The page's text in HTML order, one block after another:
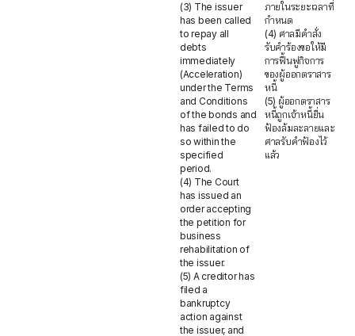
(3) The issuer
has been called
to repay all
debts
immediately
(Acceleration)
under the Terms
and Conditions
of the bonds and
has failed to do
so within the
specified
period.
(4) The Court
has issued an
order accepting
the petition for
business
rehabilitation of
the issuer.
(5) A creditor has
filed a
bankruptcy
action against
the issuer, and
ภายในระยะเวลาที่
กำหนด
(4) ศาลมีคำสั่ง
รับคำร้องขอให้มี
การฟื้นฟูกิจการ
ของผู้ออกตราสาร
หนี้
(5) ผู้ออกตราสาร
หนี้ถูกเจ้าหนี้ยื่น
ฟ้องล้มละลายและ
ศาลรับคำฟ้องไว้
แล้ว